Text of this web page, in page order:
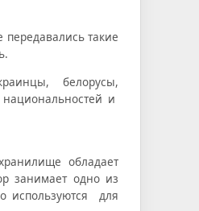
такие
белорусы,
и
обладает
занимает одно из
используются для